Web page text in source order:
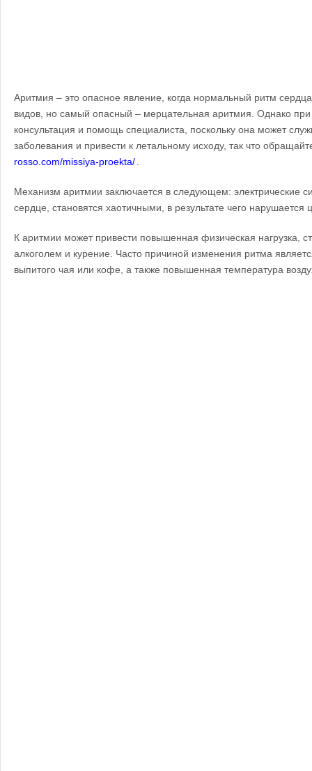
Аритмия – это опасное явление, когда нормальный ритм
видов, но самый опасный – мерцательная аритмия. Однако
консультация и помощь специалиста, поскольку она может
заболевания и привести к летальному исходу, так что
rosso.com/missiya-proekta/
Механизм аритмии заключается в следующем: электрические
сердце, становятся хаотичными, в результате чего нарушается
К аритмии может привести повышенная физическая нагрузка,
алкоголем и курение. Часто причиной изменения ритма
выпитого чая или кофе, а также повышенная температура